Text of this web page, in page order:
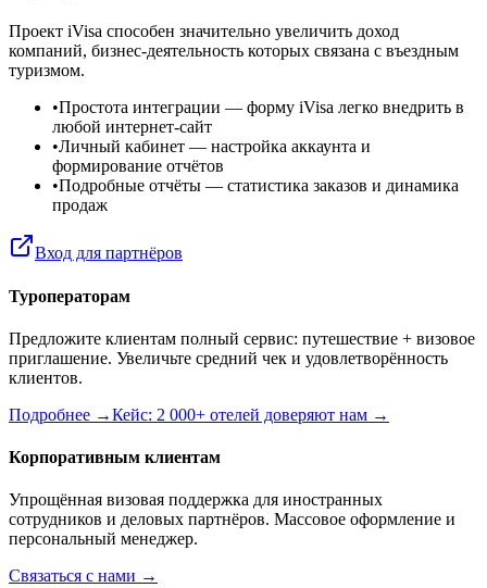
Проект iVisa способен значительно увеличить доход
компаний, бизнес-деятельность которых связана с въездным
туризмом.
•Простота интеграции — форму iVisa легко внедрить в
любой интернет-сайт
•Личный кабинет — настройка аккаунта и
формирование отчётов
•Подробные отчёты — статистика заказов и динамика
продаж
Вход для партнёров
Туроператорам
Предложите клиентам полный сервис: путешествие + визовое
приглашение. Увеличьте средний чек и удовлетворённость
клиентов.
Подробнее →Кейс: 2 000+ отелей доверяют нам →
Корпоративным клиентам
Упрощённая визовая поддержка для иностранных
сотрудников и деловых партнёров. Массовое оформление и
персональный менеджер.
Связаться с нами →